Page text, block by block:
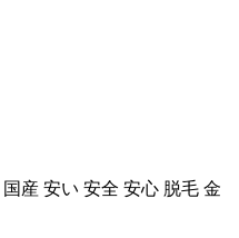
国産 安い 安全 安心 脱毛 金